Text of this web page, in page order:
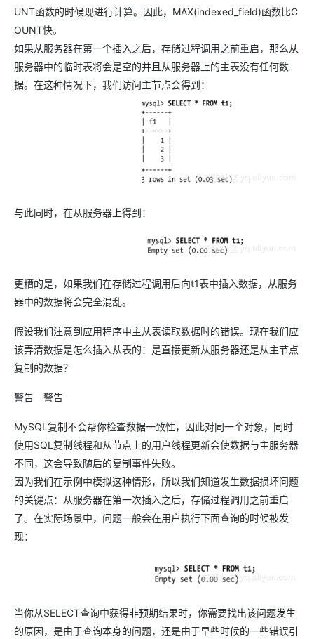
UNT函数的时候现进行计算。因此，MAX(indexed_field)函数比C
OUNT快。
如果从服务器在第一个插入之后，存储过程调用之前重启，那么从
服务器中的临时表将会是空的并且从服务器上的主表没有任何数
据。在这种情况下，我们访问主节点会得到：
与此同时，在从服务器上得到：
更糟的是，如果我们在存储过程调用后向t1表中插入数据，从服务
器中的数据将会完全混乱。
假设我们注意到应用程序中主从表读取数据时的错误。现在我们应
该弄清数据是怎么插入从表的：是直接更新从服务器还是从主节点
复制的数据？
警告 警告
MySQL复制不会帮你检查数据一致性，因此对同一个对象，同时
使用SQL复制线程和从节点上的用户线程更新会使数据与主服务器
不同，这会导致随后的复制事件失败。
因为我们在示例中模拟这种情形，所以我们知道发生数据损坏问题
的关键点：从服务器在第一次插入之后，存储过程调用之前重启
了。在实际场景中，问题一般会在用户执行下面查询的时候被发
现：
当你从SELECT查询中获得非预期结果时，你需要找出该问题发生
的原因，是由于查询本身的问题，还是由于早些时候的一些错误引